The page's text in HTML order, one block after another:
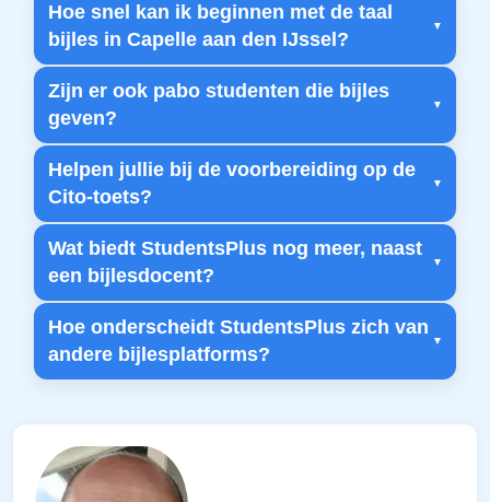
Hoe snel kan ik beginnen met de taal
bijles in Capelle aan den IJssel?
Zijn er ook pabo studenten die bijles
geven?
Helpen jullie bij de voorbereiding op de
Cito-toets?
Wat biedt StudentsPlus nog meer, naast
een bijlesdocent?
Hoe onderscheidt StudentsPlus zich van
andere bijlesplatforms?